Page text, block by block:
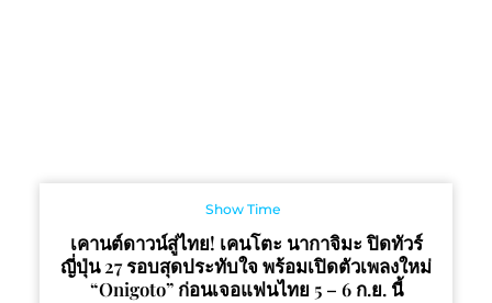
Show Time
เคานต์ดาวน์สู่ไทย! เคนโตะ นากาจิมะ ปิดทัวร์
ญี่ปุ่น 27 รอบสุดประทับใจ พร้อมเปิดตัวเพลงใหม่
“Onigoto” ก่อนเจอแฟนไทย 5 – 6 ก.ย. นี้